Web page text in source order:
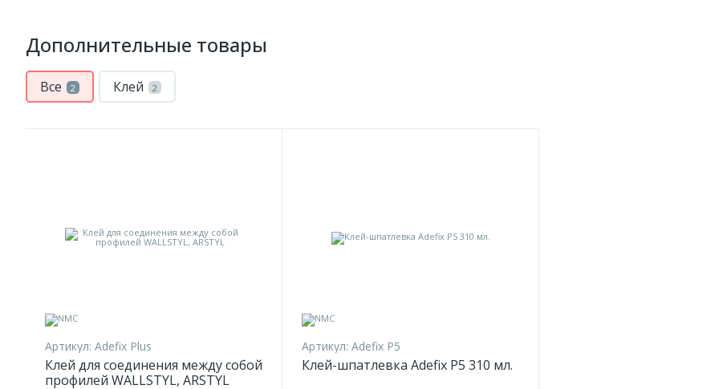
Дополнительные товары
Все 2 Клей 2
Артикул: Adefix Plus
Клей для соединения между собой
профилей WALLSTYL, ARSTYL
Артикул: Adefix P5
Клей-шпатлевка Adefix P5 310 мл.